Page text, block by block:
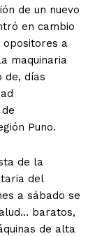
de un nuevo
en cambio
opositores a
maquinaria
de, días
Puno.
de la
del
a sábado se
baratos,
de alta